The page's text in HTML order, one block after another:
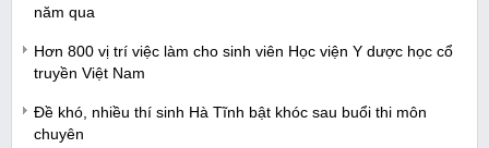
năm qua
Hơn 800 vị trí việc làm cho sinh viên Học viện Y dược học cổ
truyền Việt Nam
Đề khó, nhiều thí sinh Hà Tĩnh bật khóc sau buổi thi môn
chuyên